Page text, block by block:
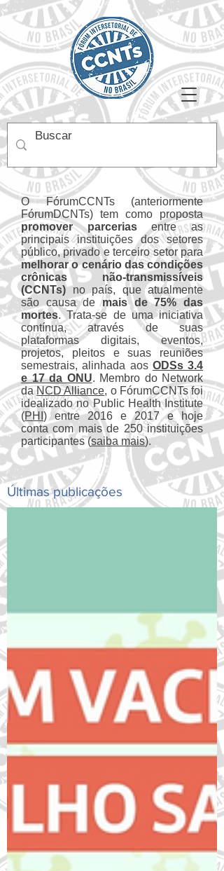
O FórumCCNTs (anteriormente
FórumDCNTs) tem como proposta
promover parceriasentre as
principais instituições dos setores
público, privado e terceiro setor para
melhorar o cenário das condições
crônicas não-transmissíveis
(CCNTs)no país, que atualmente
são causa demais de 75% das
mortes. Trata-se de uma iniciativa
contínua, através de suas
plataformas digitais, eventos,
projetos, pleitos e suas reuniões
semestrais, alinhada aos ODSs 3.4
e 17 da ONU. Membro do Network
daNCD Alliance, o FórumCCNTs foi
idealizado no Public Health Institute
(PHI ) entre 2016 e 2017 e hoje
conta com mais de 250 instituições
participantes (saiba mais).
Últimas publicações